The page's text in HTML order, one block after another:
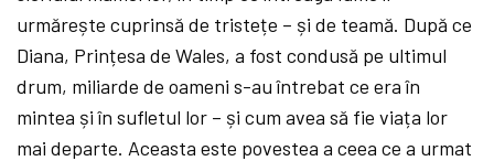
urmărește cuprinsă de tristețe – și de teamă. După ce
Diana, Prințesa de Wales, a fost condusă pe ultimul
drum, miliarde de oameni s-au întrebat ce era în
mintea și în sufletul lor – și cum avea să fie viața lor
mai departe. Aceasta este povestea a ceea ce a urmat